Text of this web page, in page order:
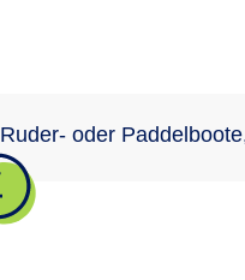
Ruder- oder